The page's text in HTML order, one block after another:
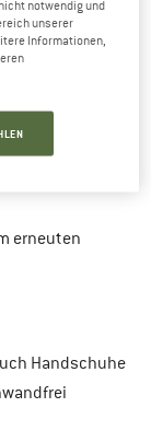
SICHERES
erneuten
Handschuhe
notwendig und
unserer
Informationen,